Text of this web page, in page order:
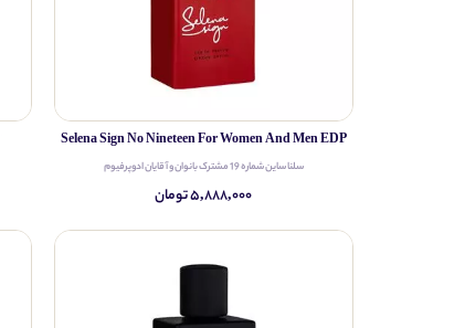
Selena Sign No Nineteen For Women And Men EDP
سلنا ساین شماره 19 مشترک بانوان و آقایان ادوپرفیوم
۵,۸۸۸,۰۰۰ تومان